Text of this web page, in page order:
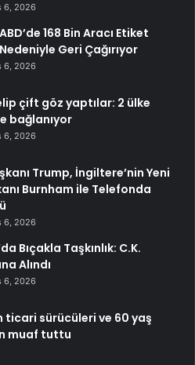
6, 2026
168 Bin Aracı Etiket
Geri Çağırıyor
6, 2026
çift göz yaptılar: 2 ülke
bağlanıyor
6, 2026
Trump, İngiltere’nin Yeni
Burnham ile Telefonda
6, 2026
Bıçakla Taşkınlık: C.K.
Alındı
6, 2026
ticari sürücüleri ve 60 yaş
muaf tuttu